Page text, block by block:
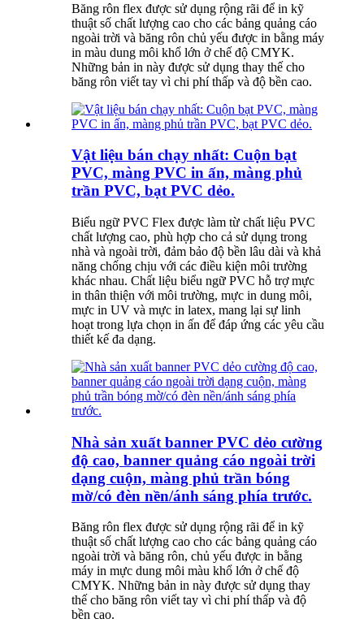
Băng rôn flex được sử dụng rộng rãi để in kỹ
thuật số chất lượng cao cho các bảng quảng cáo
ngoài trời và băng rôn chủ yếu được in bằng máy
in màu dung môi khổ lớn ở chế độ CMYK.
Những bản in này được sử dụng thay thế cho
băng rôn viết tay vì chi phí thấp và độ bền cao.
Vật liệu bán chạy nhất: Cuộn bạt
PVC, màng PVC in ấn, màng phủ
trần PVC, bạt PVC dẻo.
Biểu ngữ PVC Flex được làm từ chất liệu PVC
chất lượng cao, phù hợp cho cả sử dụng trong
nhà và ngoài trời, đảm bảo độ bền lâu dài và khả
năng chống chịu với các điều kiện môi trường
khác nhau. Chất liệu biểu ngữ PVC hỗ trợ mực
in thân thiện với môi trường, mực in dung môi,
mực in UV và mực in latex, mang lại sự linh
hoạt trong lựa chọn in ấn để đáp ứng các yêu cầu
thiết kế đa dạng.
Nhà sản xuất banner PVC dẻo cường
độ cao, banner quảng cáo ngoài trời
dạng cuộn, màng phủ trần bóng
mờ/có đèn nền/ánh sáng phía trước.
Băng rôn flex được sử dụng rộng rãi để in kỹ
thuật số chất lượng cao cho các bảng quảng cáo
ngoài trời và băng rôn, chủ yếu được in bằng
máy in mực dung môi màu khổ lớn ở chế độ
CMYK. Những bản in này được sử dụng thay
thế cho băng rôn viết tay vì chi phí thấp và độ
bền cao.